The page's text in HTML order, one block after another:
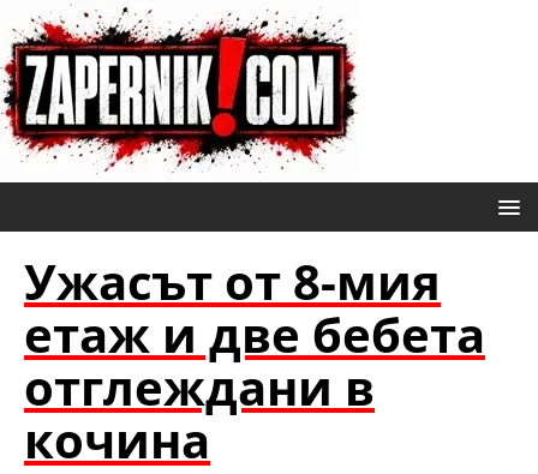
Ужасът от 8-мия
етаж и две бебета
отглеждани в
кочина